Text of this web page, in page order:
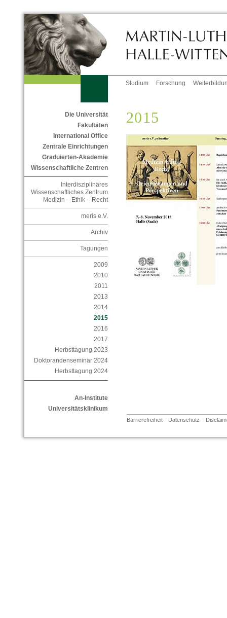
Studium Forschung
Die Universität
Fakultäten
International Office
Zentrale Einrichtungen
Graduierten-Akademie
Wissenschaftliche Zentren
Interdisziplinäres
Wissenschaftliches Zentrum
Medizin – Ethik – Recht
meris e.V.
Archiv
Tagungen
2009
2010
2011
2013
2014
2015
2016
2017
Herbsttagung 2023
Doktorandenseminar 2024
Herbsttagung 2024
An-Institute
Universitätsklinikum
2015
Barrierefreiheit Datenschutz